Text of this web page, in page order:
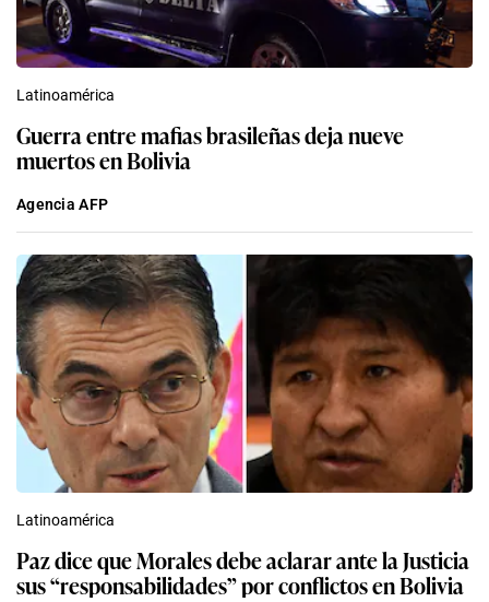
Latinoamérica
Guerra entre mafias brasileñas deja nueve
muertos en Bolivia
Agencia AFP
Latinoamérica
Paz dice que Morales debe aclarar ante la Justicia
sus “responsabilidades” por conflictos en Bolivia